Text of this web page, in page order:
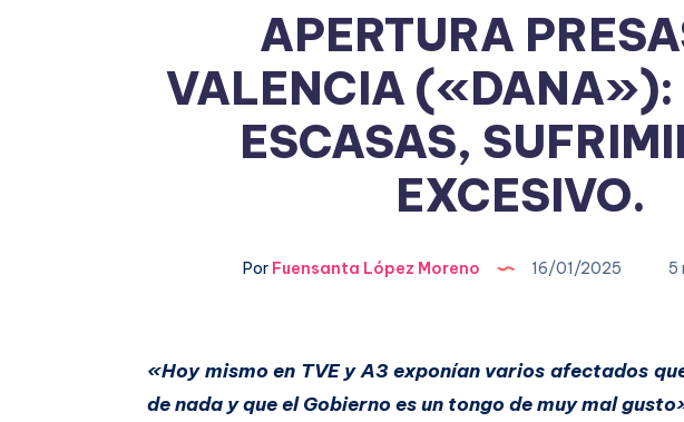
APERTURA
VALENCIA («DANA»):
ESCASAS,
EXCESIVO.
Por Fuensanta López Moreno 16/01/2025 5
Compartir
«Hoy mismo en TVE y A3 exponían varios afectados
de nada y que el Gobierno es un tongo de muy mal